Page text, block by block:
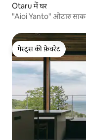
Otaru में घर
"Aioi Yanto" ओटारु
सकते हैं।
गेस्ट्स की फ़ेवरेट
गेस्ट्स की फ़ेवरेट